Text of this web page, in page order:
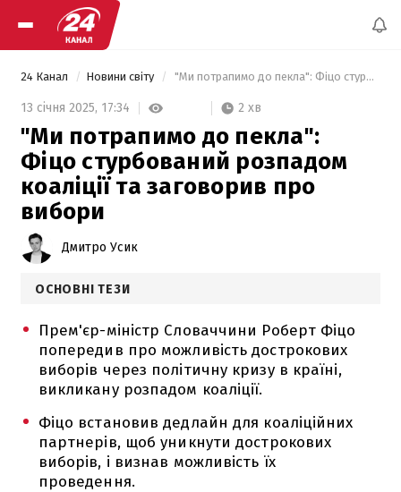
24 Канал Новини світу "Ми потрапимо до пекла": Фіцо стурбований розпадом коаліції та заговорив про вибори
13 січня 2025, 17:34 2 хв
"Ми потрапимо до пекла":
Фіцо стурбований розпадом
коаліції та заговорив про
вибори
Дмитро Усик
ОСНОВНІ ТЕЗИ
Прем'єр-міністр Словаччини Роберт Фіцо
попередив про можливість дострокових
виборів через політичну кризу в країні,
викликану розпадом коаліції.
Фіцо встановив дедлайн для коаліційних
партнерів, щоб уникнути дострокових
виборів, і визнав можливість їх
проведення.